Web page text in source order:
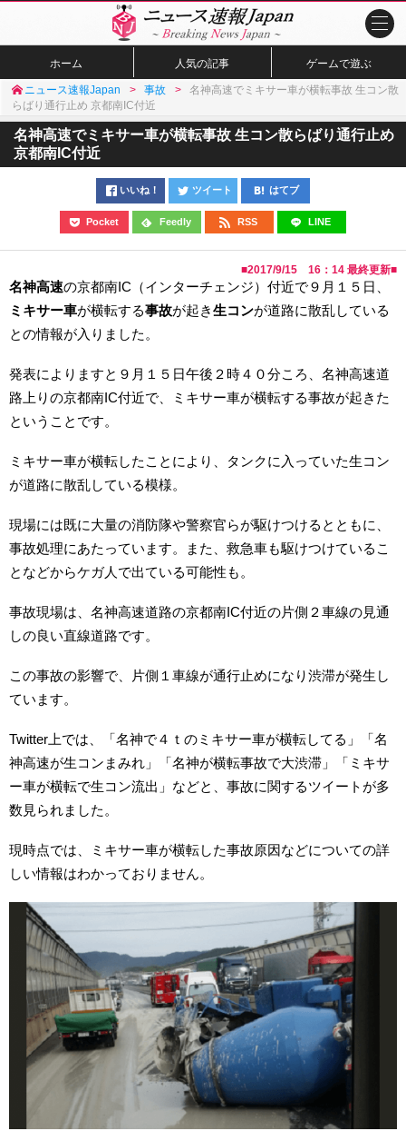
ホーム 人気の記事 ゲームで遊ぶ
ニュース速報Japan 事故
名神高速でミキサー車が横転事故 生コン散
らばり通行止め 京都南IC付近
名神高速でミキサー車が横転事故 生コン散らばり通行止め
京都南IC付近
いいね！ ツイート はてブ
Pocket Feedly RSS LINE
■2017/9/15 16：14 最終更新■
名神高速の京都南IC（インターチェンジ）付近で９月１５日、
ミキサー車が横転する事故が起き生コンが道路に散乱している
との情報が入りました。
発表によりますと９月１５日午後２時４０分ころ、名神高速道
路上りの京都南IC付近で、ミキサー車が横転する事故が起きた
ということです。
ミキサー車が横転したことにより、タンクに入っていた生コン
が道路に散乱している模様。
現場には既に大量の消防隊や警察官らが駆けつけるとともに、
事故処理にあたっています。また、救急車も駆けつけているこ
となどからケガ人で出ている可能性も。
事故現場は、名神高速道路の京都南IC付近の片側２車線の見通
しの良い直線道路です。
この事故の影響で、片側１車線が通行止めになり渋滞が発生し
ています。
Twitter上では、「名神で４ｔのミキサー車が横転してる」「名
神高速が生コンまみれ」「名神が横転事故で大渋滞」「ミキサ
ー車が横転で生コン流出」などと、事故に関するツイートが多
数見られました。
現時点では、ミキサー車が横転した事故原因などについての詳
しい情報はわかっておりません。